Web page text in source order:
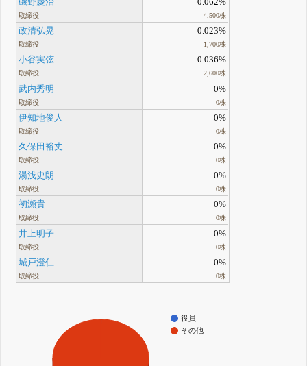
磯野慶治
取締役
0.062%
4,500株
政清弘晃
取締役
0.023%
1,700株
小谷実弦
取締役
0.036%
2,600株
武内秀明
取締役
0%
0株
伊知地俊人
取締役
0%
0株
久保田裕丈
取締役
0%
0株
湯浅史朗
取締役
0%
0株
初瀬貴
取締役
0%
0株
井上明子
取締役
0%
0株
城戸澄仁
取締役
0%
0株
役員
その他